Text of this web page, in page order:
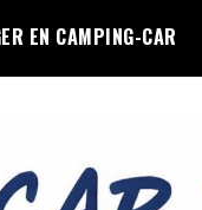
EN CAMPING-CAR